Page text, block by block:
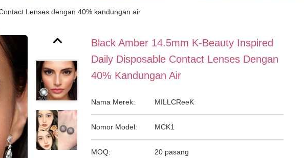
Lenses dengan 40% kandungan air
Black Amber 14.5mm K-Beauty Inspired
Daily Disposable Contact Lenses Dengan
40% Kandungan Air
Nama Merek: MILLCReeK
Nomor Model: MCK1
MOQ: 20 pasang